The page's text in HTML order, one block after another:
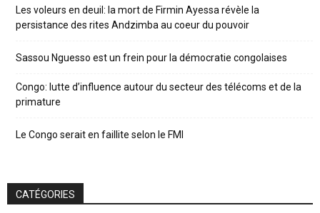
Les voleurs en deuil: la mort de Firmin Ayessa révèle la
persistance des rites Andzimba au coeur du pouvoir
Sassou Nguesso est un frein pour la démocratie congolaises
Congo: lutte d’influence autour du secteur des télécoms et de la
primature
Le Congo serait en faillite selon le FMI
CATÉGORIES